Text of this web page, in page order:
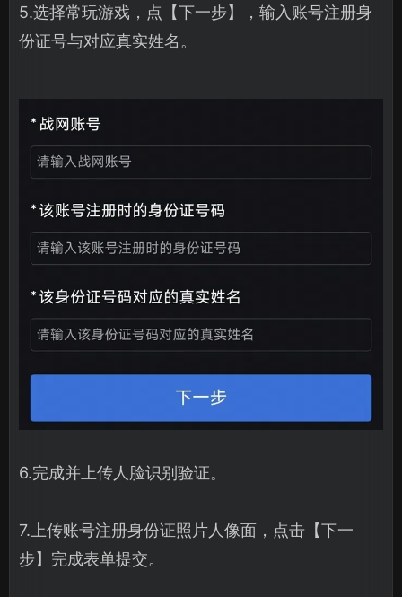
5.选择常玩游戏，点【下一步】，输入账号注册身
份证号与对应真实姓名。
6.完成并上传人脸识别验证。
7.上传账号注册身份证照片人像面，点击【下一
步】完成表单提交。